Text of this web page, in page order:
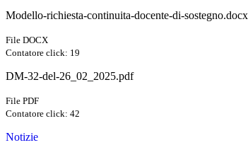
Modello-richiesta-continuita-docente-di-sostegno.docx
File DOCX
Contatore click: 19
DM-32-del-26_02_2025.pdf
File PDF
Contatore click: 42
Notizie